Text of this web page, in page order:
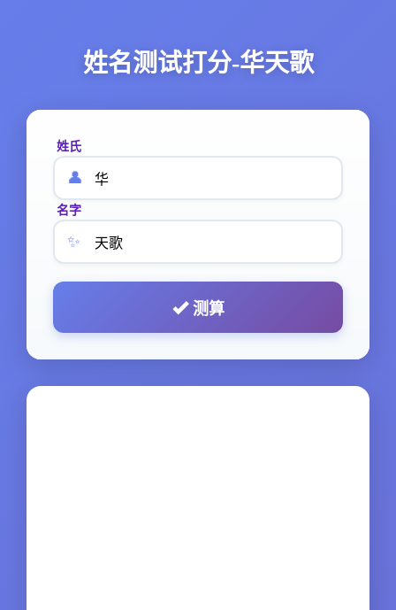
姓名测试打分-华天歌
姓氏
👤
名字
✨
测算